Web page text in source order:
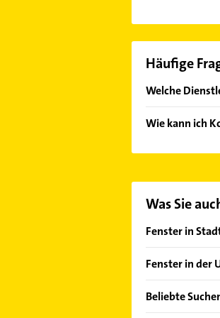
Häufige
Welche
und Rollladen
Wie kann ich
Was Sie
Fenster in
Althen-
Baalsdorf
Fenster in der
Markranstädt
Beliebte